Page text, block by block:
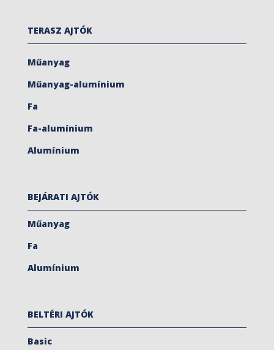
TERASZ AJTÓK
Műanyag
Műanyag-alumínium
Fa
Fa-alumínium
Alumínium
BEJÁRATI AJTÓK
Műanyag
Fa
Alumínium
BELTÉRI AJTÓK
Basic